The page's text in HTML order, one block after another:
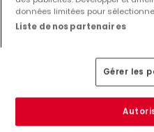
207 m² 3 1
données limitées pour
Liste de nos partenaires
Gérer les